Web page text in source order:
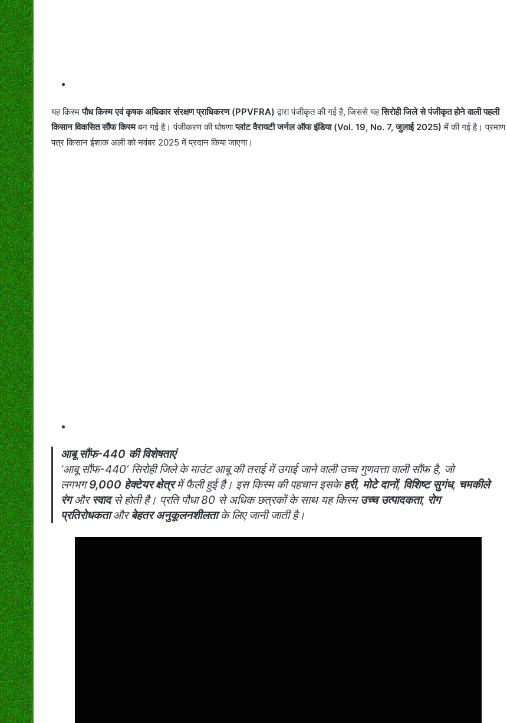
यह किस्मपौध किस्म एवं कृषक अधिकार संरक्षण प्राधिकरण (PPVFRA) द्वारा पंजीकृत की गई है, जिससे यहसिरोही जिले से पंजीकृत होने वाली पहली
किसान विकसित सौंफ किस्मबन गई है। पंजीकरण की घोषणाप्लांट वैरायटी जर्नल ऑफ इंडिया (Vol. 19, No. 7, जुलाई 2025) में की गई है। प्रमाण
पत्र किसान ईशाक अली को नवंबर 2025 में प्रदान किया जाएगा।
आबू सौंफ-440 की विशेषताएं
‘आबू सौंफ-440’ सिरोही जिले के माउंट आबू की तराई में उगाई जाने वाली उच्च गुणवत्ता वाली सौंफ है, जो
लगभग9,000 हेक्टेयर क्षेत्रमें फैली हुई है। इस किस्म की पहचान इसकेहरी, मोटे दानों, विशिष्ट सुगंध, चमकीले
रंगऔरस्वादसे होती है। प्रति पौधा 80 से अधिक छत्रकों के साथ यह किस्मउच्च उत्पादकता, रोग
प्रतिरोधकताऔरबेहतर अनुकूलनशीलताके लिए जानी जाती है।